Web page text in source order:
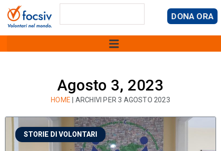
DONA ORA
Agosto 3, 2023
HOME ARCHIVI PER 3 AGOSTO 2023
STORIE DI VOLONTARI